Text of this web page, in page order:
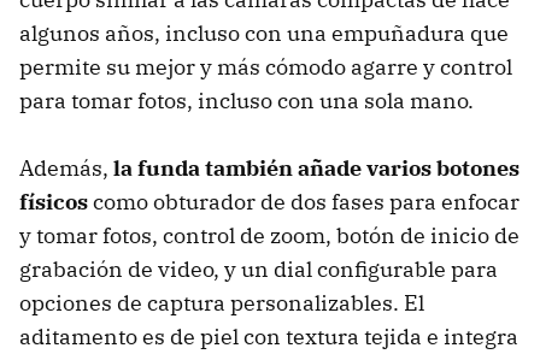
algunos años, incluso con una empuñadura que
permite su mejor y más cómodo agarre y control
para tomar fotos, incluso con una sola mano.
Además, la funda también añade varios botones
físicoscomo obturador de dos fases para enfocar
y tomar fotos, control de zoom, botón de inicio de
grabación de video, y un dial configurable para
opciones de captura personalizables. El
aditamento es de piel con textura tejida e integra